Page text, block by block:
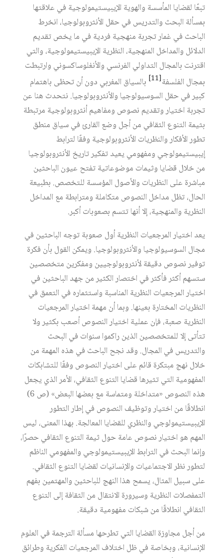
تبعًا لقضايا المأسسة والهوية الإيبيستيمولوجية في علاقتها
بمسألة البحث والتدريس في حقل الأنثروبولوجيا، انخرط
الباحث في غمار تجربة منهجية فردية في ما يخص تقديم
الدلائل والمداخل المنهجية، النظرية الإيبيستيمولوجية، والتي
اقترنت بالمجال التداولي الفرنسي والأنغلوساكسوني وارتبطت
بمجال الفلسفة[11]
بالسياق المغربي دون أن تحظى باهتمام
كبير في حقل السوسيولوجيا والأنثروبولوجيا. نتحدث هنا عن
تجربة اختيار وتقديم نصوص ومفاهيم أنثروبولوجية مرتبطة
بثيمة التنوع الثقافي من أجل وضع القارئ في سياق منطق
تطور الأفكار والنظريات الأنثروبولوجية وفقًا لترابط
إيبيستيمولوجي ومفهومي يعيد تفكير تاريخ الأنثروبولوجيا
من خلال قضايا وثيمات موضوعاتية تفتح عيون الباحثين
مباشرة على النظريات والأصول المؤسسة للتخصص. بطبيعة
الحال، تظل مداخل النصوص متكاملة ومترابطة مع المداخل
النظرية والمنهجية، إلا أنها تتسم بصعوبات أكبر.
يعد اختيار المرجعيات النظرية أول صعوبة توجه الباحثين في
مجال السوسيولوجيا والأنثروبولوجيا. ويمكن القول بأن فكرة
توفير نصوص دقيقة لأنثروبولوجيين ومفكرين متخصصين
ستسهم أكثر فأكثر في اختصار الكثير من جهد الباحثين في
اختيار المرجعيات النظرية المناسبة واستثماره في التعمق في
النظريات المختارة بعينها. وبما أن مهمة اختيار المرجعيات
النظرية صعبة، فإن عملية اختيار النصوص أصعب بكثير ولا
تتأتى إلا للمتخصصين الذين راكموا سنوات في البحث
والتدريس في المجال. وقد نجح الباحث في هذه المهمة من
خلال نهج مبتكرة قائم على اختيار النصوص وفقًا للتشابكات
المفهومية التي تثيرها قضايا التنوع الثقافي، الأمر الذي يجعل
هذه النصوص «متداخلة ومتماسة مع بعضها البعض» (ص 6)
انطلاقًا من اختيار وتوظيف النصوص في إطار التطور
الإيبيستيمولوجي والنظري للقضايا المعالجة. بهذا المعنى، ليس
المهم هو اختيار نصوص عامة حول ثيمة التنوع الثقافي حصرًا،
وإنما البحث في الترابط الإيبيستيمولوجي والمفهومي الناظم
لتطور نظر الاجتماعيات والإنسانيات لقضايا التنوع الثقافي.
على سبيل المثال، يسمح هذا النهج للباحثين والمهتمين بفهم
التمفصلات النظرية وسيرورة الانتقال من الثقافة إلى التنوع
الثقافي انطلاقًا من شبكات مفهومية دقيقة.
من أجل مجاوزة القضايا التي تطرحها مسألة الترجمة في العلوم
الإنسانية، وبخاصة في ظل اختلاف المرجعيات الفكرية وطرائق